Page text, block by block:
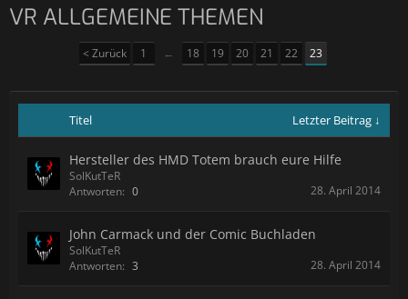
VR ALLGEMEINE THEMEN
< Zurück 1 ← 18 19 20 21 22 23
Titel Letzter Beitrag ↓
Hersteller des HMD Totem brauch eure Hilfe
SolKutTeR
Antworten: 0 28. April 2014
John Carmack und der Comic Buchladen
SolKutTeR
Antworten: 3 28. April 2014